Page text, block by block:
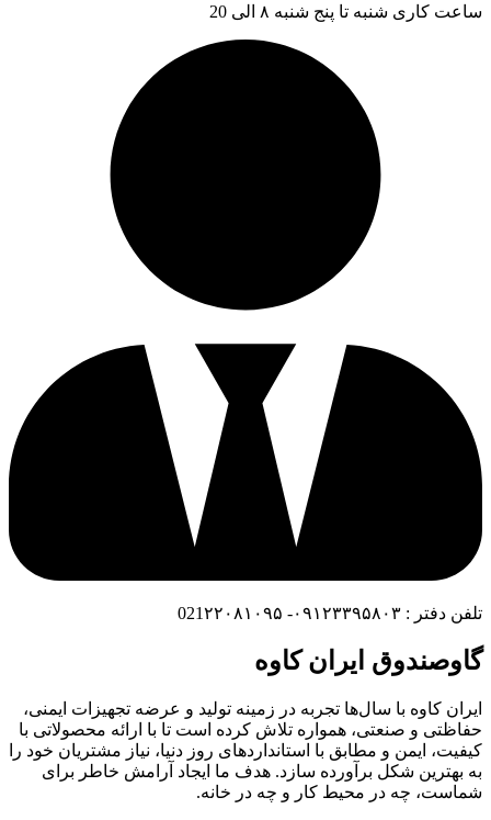
ساعت کاری شنبه تا پنج شنبه ۸ الی 20
تلفن دفتر : ۰۹۱۲۳۳۹۵۸۰۳- 021۲۲۰۸۱۰۹۵
گاوصندوق ایران کاوه
ایران کاوه با سال‌ها تجربه در زمینه تولید و عرضه تجهیزات ایمنی،
حفاظتی و صنعتی، همواره تلاش کرده است تا با ارائه محصولاتی با
کیفیت، ایمن و مطابق با استانداردهای روز دنیا، نیاز مشتریان خود را
به بهترین شکل برآورده سازد. هدف ما ایجاد آرامش خاطر برای
شماست، چه در محیط کار و چه در خانه.